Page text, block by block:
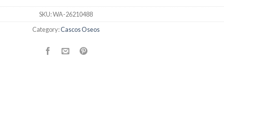
SKU:WA-26210488
Category:Cascos Oseos